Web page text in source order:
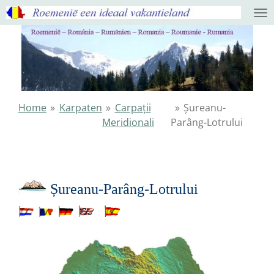
Ga
direct
naar
hoofdinhoud
Home » Karpaten » Carpații
Meridionali
» Șureanu-
Parâng-Lotrului
Șureanu-Parâng-Lotrului